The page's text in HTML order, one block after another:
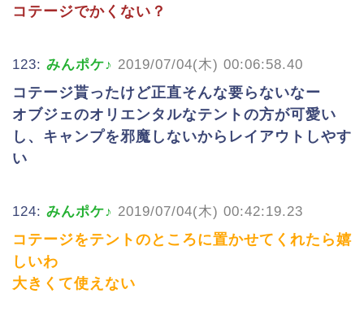
コテージでかくない？
123: みんポケ♪ 2019/07/04(木) 00:06:58.40
コテージ貰ったけど正直そんな要らないなー
オブジェのオリエンタルなテントの方が可愛い
し、キャンプを邪魔しないからレイアウトしやす
い
124: みんポケ♪ 2019/07/04(木) 00:42:19.23
コテージをテントのところに置かせてくれたら嬉
しいわ
大きくて使えない